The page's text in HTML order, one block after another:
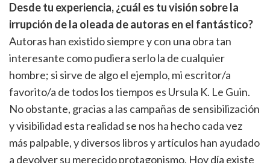
Desde tu experiencia, ¿cuál es tu visión sobre la
irrupción de la oleada de autoras en el fantástico?
Autoras han existido siempre y con una obra tan
interesante como pudiera serlo la de cualquier
hombre; si sirve de algo el ejemplo, mi escritor/a
favorito/a de todos los tiempos es Ursula K. Le Guin.
No obstante, gracias a las campañas de sensibilización
y visibilidad esta realidad se nos ha hecho cada vez
más palpable, y diversos libros y artículos han ayudado
a devolver su merecido protagonismo. Hoy día existe